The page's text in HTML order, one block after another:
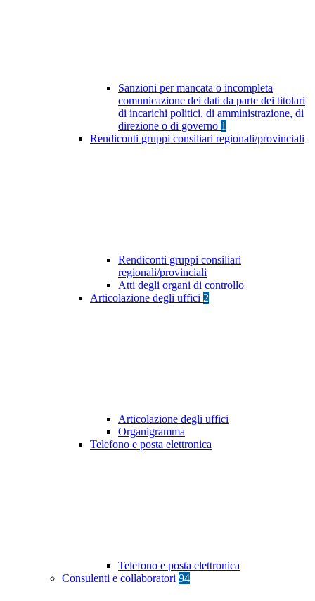
Sanzioni per mancata o incompleta
comunicazione dei dati da parte dei titolari
di incarichi politici, di amministrazione, di
direzione o di governo 1
Rendiconti gruppi consiliari regionali/provinciali
Rendiconti gruppi consiliari
regionali/provinciali
Atti degli organi di controllo
Articolazione degli uffici 2
Articolazione degli uffici
Organigramma
Telefono e posta elettronica
Telefono e posta elettronica
Consulenti e collaboratori 94